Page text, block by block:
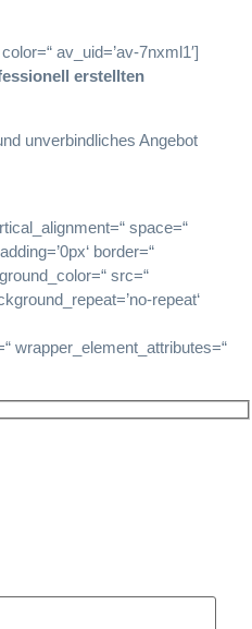
av_uid=’av-7nxml1′]
erstellten
unverbindliches Angebot
space=“
border=“
src=“
repeat‘
wrapper_element_attributes=“